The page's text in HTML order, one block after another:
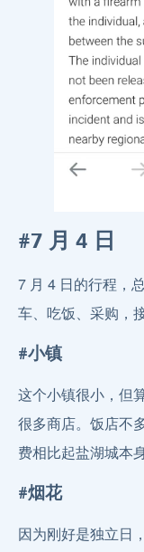
#7 月 4 日
7 月 4 日的行程，
车、吃饭、采购，
#小镇
这个小镇很小，但
很多商店。饭店不
费相比起盐湖城本
#烟花
因为刚好是独立日